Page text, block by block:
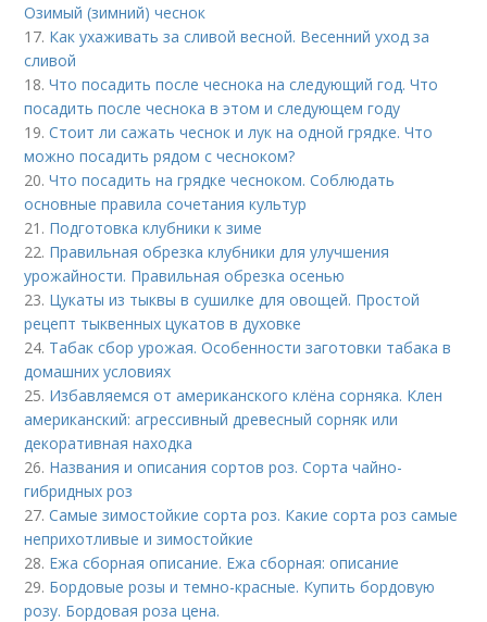
Озимый (зимний) чеснок
17. Как ухаживать за сливой весной. Весенний уход за
сливой
18.Что посадить после чеснока на следующий год. Что
посадить после чеснока в этом и следующем году
19.Стоит ли сажать чеснок и лук на одной грядке. Что
можно посадить рядом с чесноком?
20.Что посадить на грядке чесноком. Соблюдать
основные правила сочетания культур
21. Подготовка клубники к зиме
22. Правильная обрезка клубники для улучшения
урожайности. Правильная обрезка осенью
23. Цукаты из тыквы в сушилке для овощей. Простой
рецепт тыквенных цукатов в духовке
24. Табак сбор урожая. Особенности заготовки табака в
домашних условиях
25. Избавляемся от американского клёна сорняка. Клен
американский: агрессивный древесный сорняк или
декоративная находка
26. Названия и описания сортов роз. Сорта чайно-
гибридных роз
27.Самые зимостойкие сорта роз. Какие сорта роз самые
неприхотливые и зимостойкие
28. Ежа сборная описание. Ежа сборная: описание
29. Бордовые розы и темно-красные. Купить бордовую
розу. Бордовая роза цена.